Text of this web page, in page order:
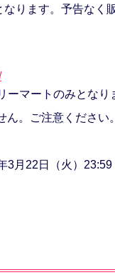
ります。予告なく
マートのみとなり
。ご注意ください。
3月22日（火）23:59